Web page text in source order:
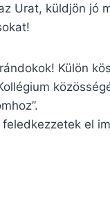
Urat, küldjön jó
Külön
el